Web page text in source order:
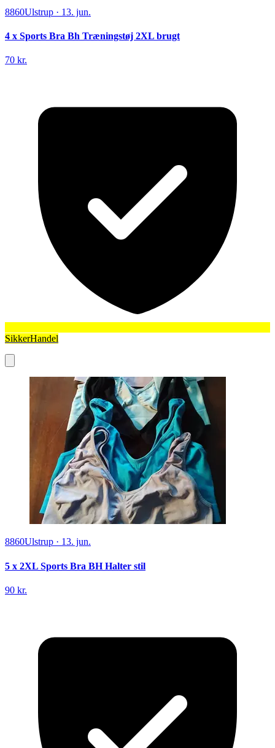
8860Ulstrup · 13. jun.
4 x Sports Bra Bh Træningstøj 2XL brugt
70 kr.
SikkerHandel
8860Ulstrup · 13. jun.
5 x 2XL Sports Bra BH Halter stil
90 kr.